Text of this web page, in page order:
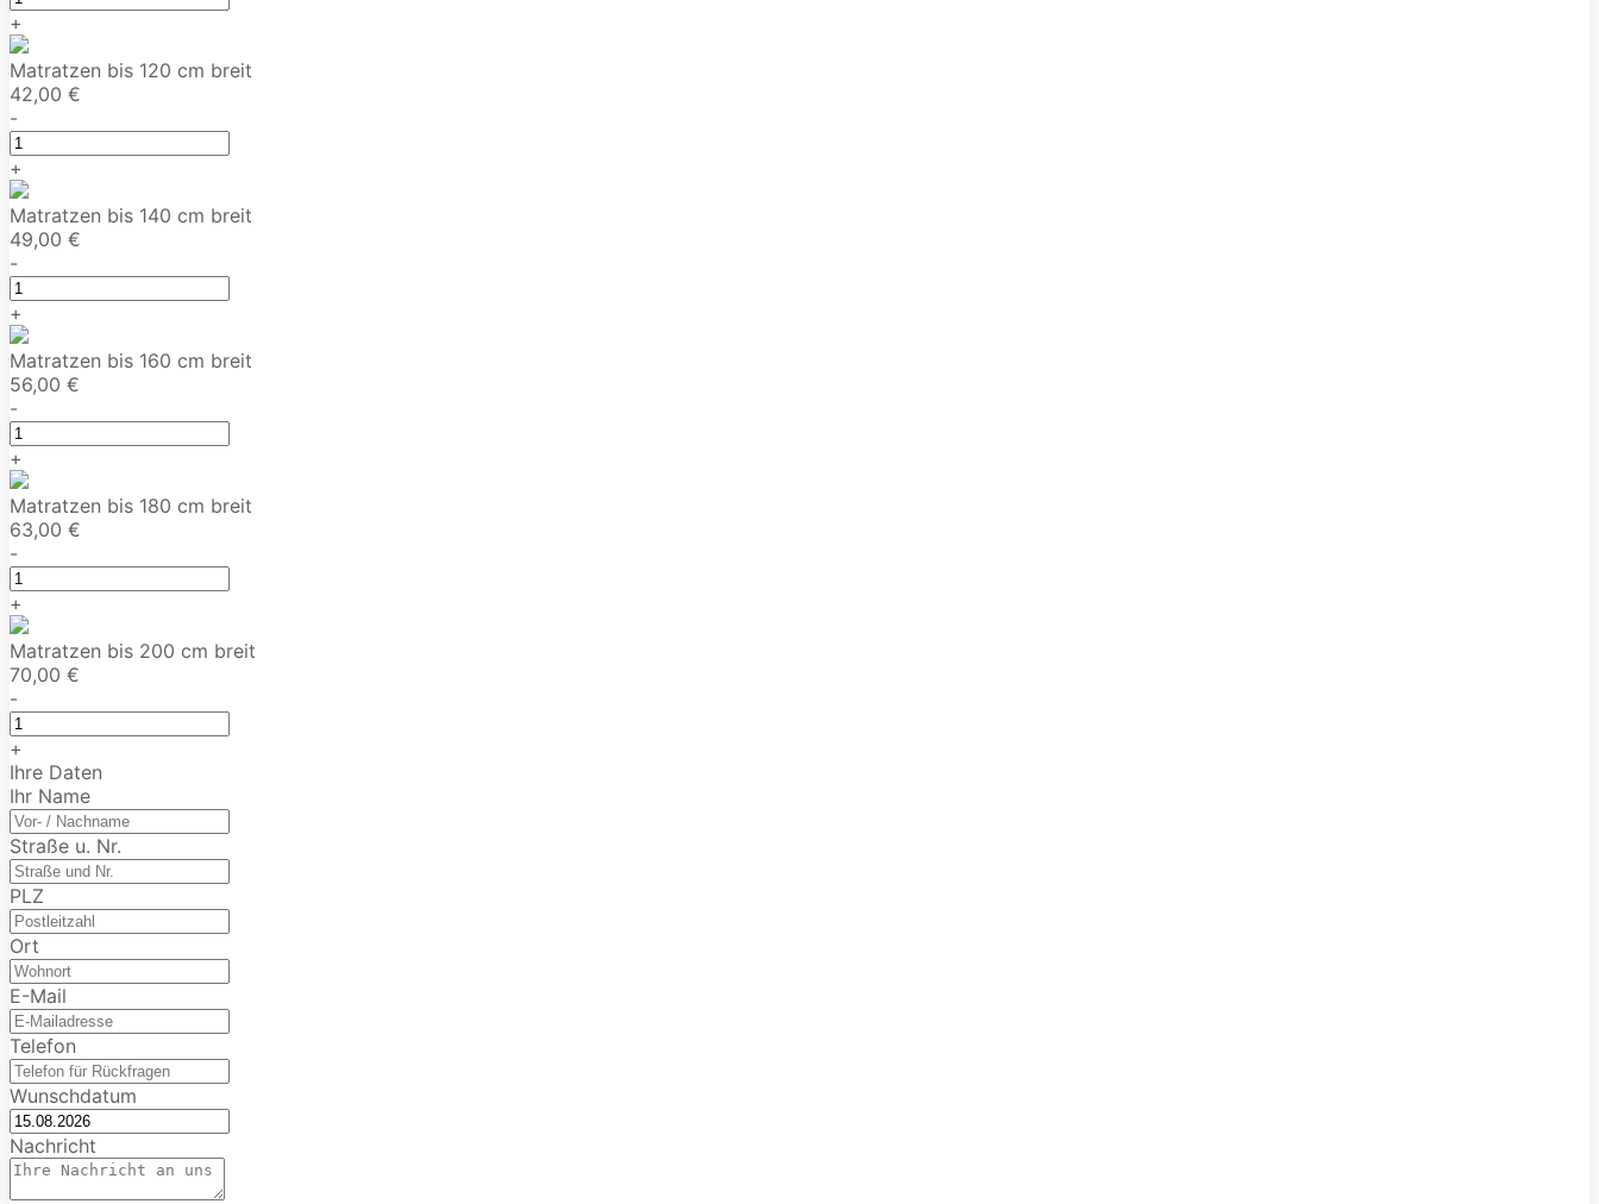
+
Matratzen bis 120 cm breit
42,00 €
-
+
Matratzen bis 140 cm breit
49,00 €
-
+
Matratzen bis 160 cm breit
56,00 €
-
+
Matratzen bis 180 cm breit
63,00 €
-
+
Matratzen bis 200 cm breit
70,00 €
-
+
Ihre Daten
Ihr Name
Straße u. Nr.
PLZ
Ort
E-Mail
Telefon
Wunschdatum
Nachricht